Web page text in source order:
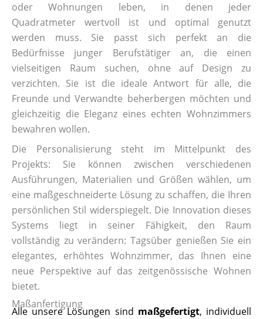
oder Wohnungen leben, in denen jeder
Quadratmeter wertvoll ist und optimal genutzt
werden muss. Sie passt sich perfekt an die
Bedürfnisse junger Berufstätiger an, die einen
vielseitigen Raum suchen, ohne auf Design zu
verzichten. Sie ist die ideale Antwort für alle, die
Freunde und Verwandte beherbergen möchten und
gleichzeitig die Eleganz eines echten Wohnzimmers
bewahren wollen.
Die Personalisierung steht im Mittelpunkt des
Projekts: Sie können zwischen verschiedenen
Ausführungen, Materialien und Größen wählen, um
eine maßgeschneiderte Lösung zu schaffen, die Ihren
persönlichen Stil widerspiegelt. Die Innovation dieses
Systems liegt in seiner Fähigkeit, den Raum
vollständig zu verändern: Tagsüber genießen Sie ein
elegantes, erhöhtes Wohnzimmer, das Ihnen eine
neue Perspektive auf das zeitgenössische Wohnen
bietet.
Maßanfertigung
Alle unsere Lösungen sind maßgefertigt, individuell